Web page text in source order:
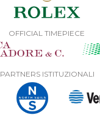
OFFICIAL TIMEPIECE
PARTNERS ISTITUZIONALI